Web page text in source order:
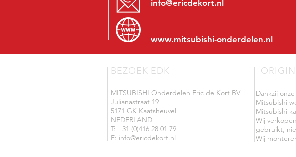
info@ericdekort.nl
www.mitsubishi-onderdelen.nl
BEZOEK EDK
MITSUBISHI Onderdelen Eric de Kort BV
Julianastraat 19
5171 GK Kaatsheuvel
NEDERLAND
T: +31 (0)416 28 01 79
E: info@ericdekort.nl
Dankzij
Mitsubishi
Mitsubishi
Wij
gebruikt,
Wij